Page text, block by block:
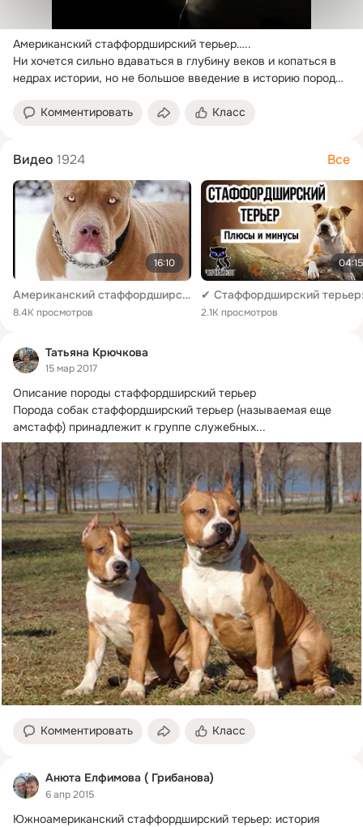
Американский стаффордширский терьер…..
Ни хочется сильно вдаваться в глубину веков и копаться в
недрах истории, но не большое введение в историю породы
Комментировать
Класс
Видео 1924 Все
16:10
Американский стаффордширский терьер. Всё о породе.
8.4K просмотров
04:15
2.1K просмотров
Татьяна Крючкова
15 мар 2017
Описание породы стаффордширский терьер
Порода собак стаффордширский терьер (называемая еще
амстафф) принадлежит к группе служебных...
Комментировать Класс
Анюта Елфимова ( Грибанова)
6 апр 2015
Южноамериканский стаффордширский терьер: история